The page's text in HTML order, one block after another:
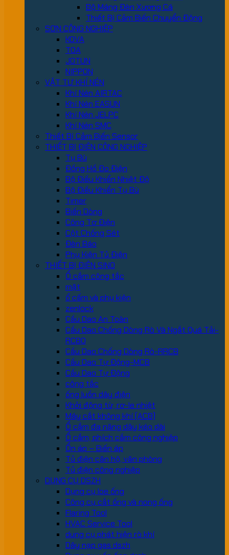
Bộ Máng Đèn Xương Cá
Thiết Bị Cảm Biến Chuyển Động
SƠN CÔNG NGHIỆP
KOVA
TOA
JOTUN
NIPPON
VẬT TƯ KHÍ NÉN
Khí Nén AIRTAC
Khí Nén EASUN
Khí Nén JELPC
Khí Nén SMC
Thiết Bị Cảm Biến Sensor
THIẾT BỊ ĐIỆN CÔNG NGHIỆP
Tụ Bù
Đồng Hồ Đo Điện
Bộ Điều Khiển Nhiệt Độ
Bộ Điều Khiển Tụ Bù
Timer
Biến Dòng
Công Tơ Điện
Cột Chống Sét
Đèn Báo
Phụ Kiện Tủ Điện
THIẾT BỊ ĐIỆN SINO
Ổ cắm công tắc
mặt
ổ cấm và phụ kiện
zenlock
Cầu Dao An Toàn
Cầu Dao Chống Dòng Rò Và Ngắt Quá Tải-
RCBO
Cầu Dao Chống Dòng Rò-RRCB
Cầu Dao Tự Động-MCB
Cầu Dao Tự Động
công tắc
ống luồn dây điện
Khởi động từ, rơ-le nhiệt
Máy cắt không khí (ACB)
Ổ cắm đa năng dây kéo dài
Ổ cắm, phích cắm công nghiệp
Ổn áp – Biến áp
Tủ điện căn hộ, văn phòng
Tủ điện công nghiệp
DỤNG CỤ DSZH
Dụng cụ loe ống
Công cụ cắt ống và nong ống
Flaring Tool
HVAC Service Tool
dung cụ phát hiện rò khí
Dây nạp gas dszh